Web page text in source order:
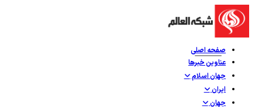
صفحه اصلی
عناوین خبرها
جهان اسلام
ایران
جهان